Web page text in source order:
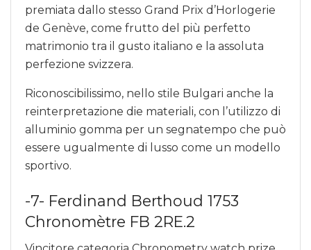
premiata dallo stesso Grand Prix d’Horlogerie
de Genève, come frutto del più perfetto
matrimonio tra il gusto italiano e la assoluta
perfezione svizzera.
Riconoscibilissimo, nello stile Bulgari anche la
reinterpretazione die materiali, con l’utilizzo di
alluminio gomma per un segnatempo che può
essere ugualmente di lusso come un modello
sportivo.
-7- Ferdinand Berthoud 1753
Chronomètre FB 2RE.2